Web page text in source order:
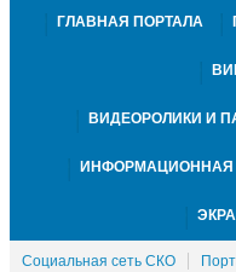
ГЛАВНАЯ ПОРТАЛА
ВИДЕОРОЛИКИ И
ИНФОРМАЦИОННАЯ
Социальная сеть СКО